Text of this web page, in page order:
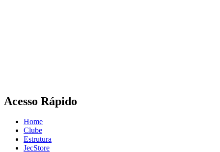
Acesso Rápido
Home
Clube
Estrutura
JecStore